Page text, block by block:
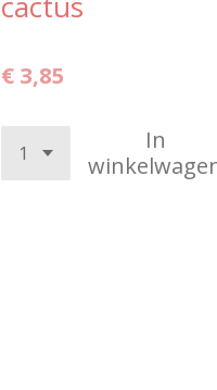
€ 3,85
In